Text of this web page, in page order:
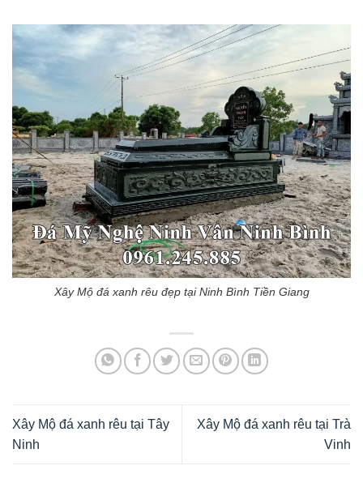
Xây Mộ đá xanh rêu đẹp tại Ninh Bình Tiền Giang
Xây Mộ đá xanh rêu tại Tây
Ninh
Xây Mộ đá xanh rêu tại Trà
Vinh